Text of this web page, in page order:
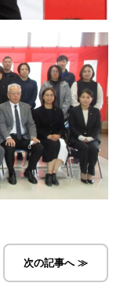
次の記事へ ≫